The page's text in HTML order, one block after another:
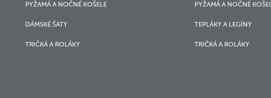
PYŽAMÁ A NOČNÉ KOŠELE
DÁMSKÉ ŠATY
TRIČKÁ A ROLÁKY
PYŽAMÁ A NOČNÉ
TEPLÁKY A LEGÍNY
TRIČKÁ A ROLÁKY